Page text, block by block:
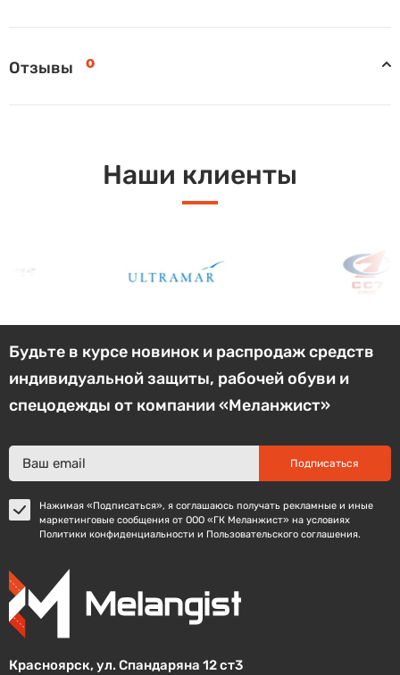
Отзывы 0
Наши клиенты
Будьте в курсе новинок и распродаж средств
индивидуальной защиты, рабочей обуви и
спецодежды от компании «Меланжист»
Подписаться
Нажимая «Подписаться», я соглашаюсь получать рекламные и иные
маркетинговые сообщения от ООО «ГК Меланжист» на условиях
Политики конфиденциальности и Пользовательского соглашения.
Красноярск, ул. Спандаряна 12 ст3